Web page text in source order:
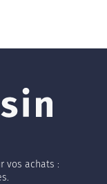
vos achats :